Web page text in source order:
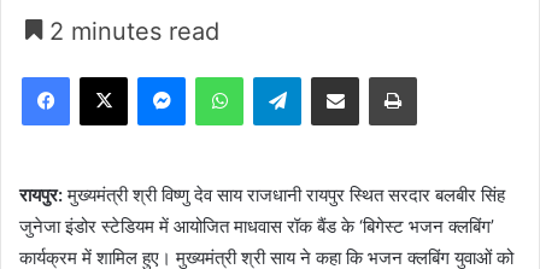
2 minutes read
Facebook
X MessengerWhatsAppTelegramShare via Email Print
रायपुर:मुख्यमंत्री श्री विष्णु देव साय राजधानी रायपुर स्थित सरदार बलबीर सिंह
जुनेजा इंडोर स्टेडियम में आयोजित माधवास रॉक बैंड के ‘बिगेस्ट भजन क्लबिंग’
कार्यक्रम में शामिल हुए। मुख्यमंत्री श्री साय ने कहा कि भजन क्लबिंग युवाओं को